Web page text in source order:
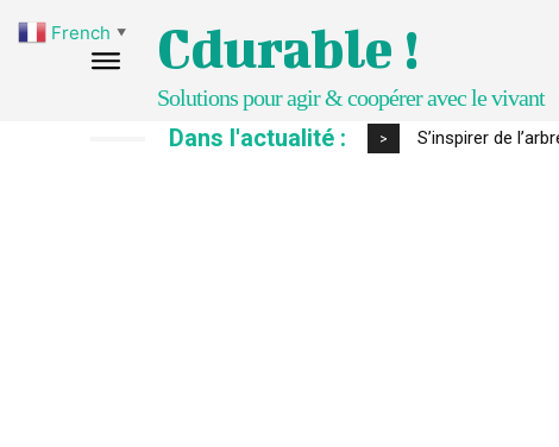
Cdurable !
Solutions pour agir & coopérer avec le vivant
Dans l'actualité : > S’inspirer de
IPBES : le «
French ▼